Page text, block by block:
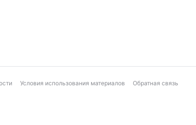
Условия использования материалов Обратная связь